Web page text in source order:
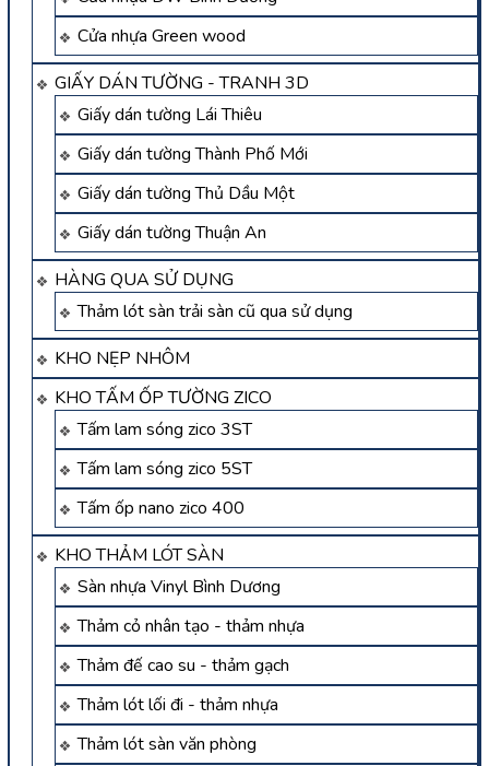
Cửa nhựa Green wood
GIẤY DÁN TƯỜNG - TRANH 3D
Giấy dán tường Lái Thiêu
Giấy dán tường Thành Phố Mới
Giấy dán tường Thủ Dầu Một
Giấy dán tường Thuận An
HÀNG QUA SỬ DỤNG
Thảm lót sàn trải sàn cũ qua sử dụng
KHO NẸP NHÔM
KHO TẤM ỐP TƯỜNG ZICO
Tấm lam sóng zico 3ST
Tấm lam sóng zico 5ST
Tấm ốp nano zico 400
KHO THẢM LÓT SÀN
Sàn nhựa Vinyl Bình Dương
Thảm cỏ nhân tạo - thảm nhựa
Thảm đế cao su - thảm gạch
Thảm lót lối đi - thảm nhựa
Thảm lót sàn văn phòng